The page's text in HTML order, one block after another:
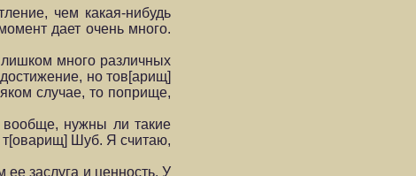
чем какая-нибудь
дает очень много.
много различных
но тов[арищ]
случае, то поприще,
вообще, нужны ли такие
т[оварищ] Шуб. Я считаю,
заслуга и ценность. У